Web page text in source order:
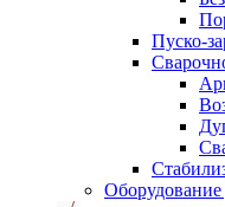
Пуско-
Оборудование